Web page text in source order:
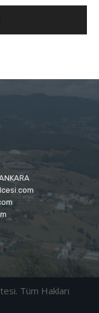
Tüm Hakları